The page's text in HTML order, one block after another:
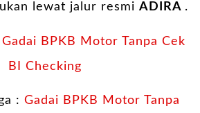
lewat jalur resmi ADIRA .
Gadai BPKB Motor Tanpa Cek
BI Checking
: Gadai BPKB Motor Tanpa